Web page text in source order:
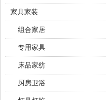
家具家装
组合家居
专用家具
床品家纺
厨房卫浴